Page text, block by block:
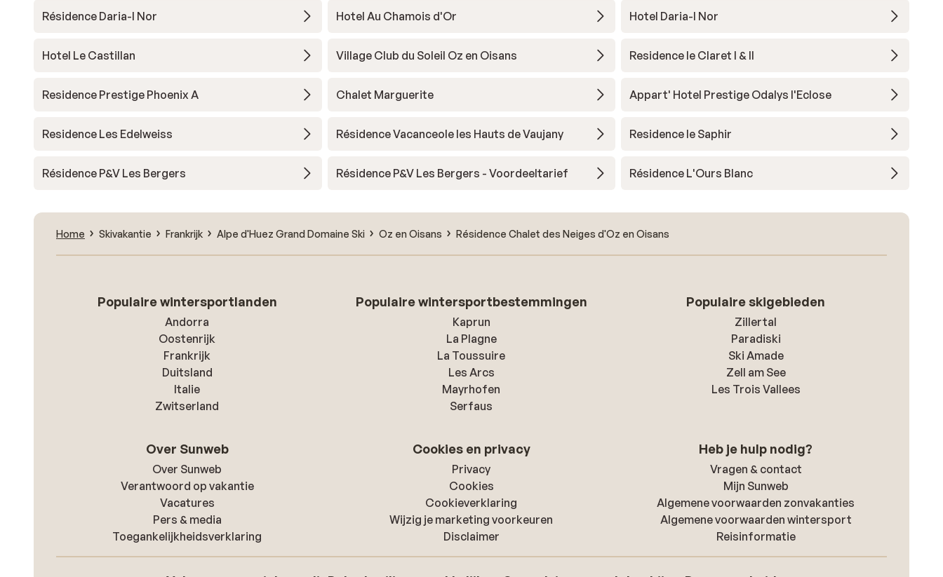
Résidence Daria-I Nor Hotel Au Chamois d'Or Hotel Daria-I Nor
Hotel Le Castillan Village Club du Soleil Oz en Oisans Residence le Claret I & II
Residence Prestige Phoenix A Chalet Marguerite Appart' Hotel Prestige Odalys l'Eclose
Residence Les Edelweiss Résidence Vacanceole les Hauts de Vaujany Residence le Saphir
Résidence P&V Les Bergers Résidence P&V Les Bergers - Voordeeltarief Résidence L'Ours Blanc
Home Skivakantie Frankrijk Alpe d'Huez Grand Domaine Ski Oz en Oisans Résidence Chalet des Neiges d'Oz en Oisans
Populaire wintersportlanden
Andorra
Oostenrijk
Frankrijk
Duitsland
Italie
Zwitserland
Populaire wintersportbestemmingen
Kaprun
La Plagne
La Toussuire
Les Arcs
Mayrhofen
Serfaus
Populaire skigebieden
Zillertal
Paradiski
Ski Amade
Zell am See
Les Trois Vallees
Over Sunweb
Over Sunweb
Verantwoord op vakantie
Vacatures
Pers & media
Toegankelijkheidsverklaring
Cookies en privacy
Privacy
Cookies
Cookieverklaring
Wijzig je marketing voorkeuren
Disclaimer
Heb je hulp nodig?
Vragen & contact
Mijn Sunweb
Algemene voorwaarden zonvakanties
Algemene voorwaarden wintersport
Reisinformatie